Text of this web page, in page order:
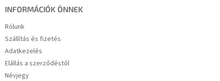
INFORMÁCIÓK ÖNNEK
Rólunk
Szállítás és fizetés
Adatkezelés
Elállás a szerződéstől
Névjegy